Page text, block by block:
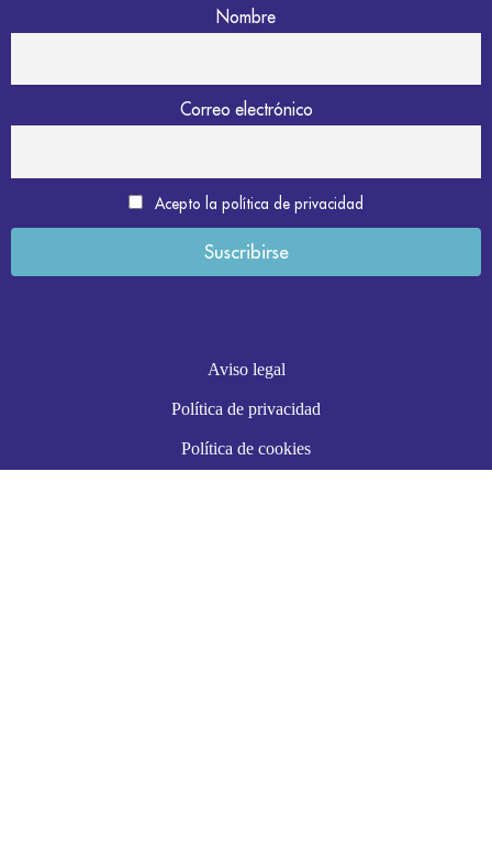
Nombre
Correo electrónico
Acepto la política de privacidad
Aviso legal
Política de privacidad
Política de cookies